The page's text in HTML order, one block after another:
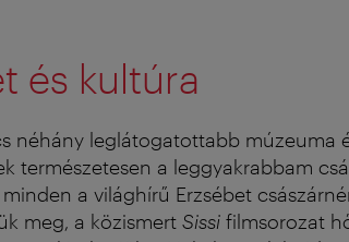
és kultúra
néhány leglátogatottabb múzeuma
természetesen a leggyakrabbam
a világhírű Erzsébet
meg, a közismert Sissi filmsorozat